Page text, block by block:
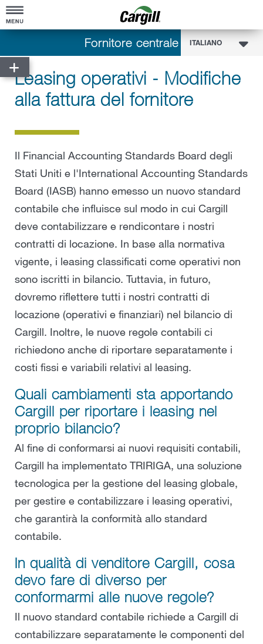
Toolkit del fornitore
Portale fornitori
Ordini di acquisto
Domande Frequenti - Ordini di Acquisto
Ordini d'Acquisto - Conferma
Termini e condizioni standard per gli ordini di
Ariba Network
Ariba Network
eSourcing
Diversità dei fornitori - Registrazione
Diversità dei fornitori
Diversità dei fornitori
Diversità dei fornitori - Registrazione
Chi si Qualifica
Messaggio di leadership
Domande frequenti
ITALIANO
Fornitore centrale ITALIANO
Leasing operativi - Modifiche
alla fattura del fornitore
Il Financial Accounting Standards Board degli
Stati Uniti e l'International Accounting Standards
Board (IASB) hanno emesso un nuovo standard
contabile che influisce sul modo in cui Cargill
deve contabilizzare e rendicontare i nostri
contratti di locazione. In base alla normativa
vigente, i leasing classificati come operativi non
sono iscritti in bilancio. Tuttavia, in futuro,
dovremo riflettere tutti i nostri contratti di
locazione (operativi e finanziari) nel bilancio di
Cargill. Inoltre, le nuove regole contabili ci
richiedono anche di riportare separatamente i
costi fissi e variabili relativi al leasing.
Quali cambiamenti sta apportando
Cargill per riportare i leasing nel
proprio bilancio?
Al fine di conformarsi ai nuovi requisiti contabili,
Cargill ha implementato TRIRIGA, una soluzione
tecnologica per la gestione del leasing globale,
per gestire e contabilizzare i leasing operativi,
che garantirà la conformità allo standard
contabile.
In qualità di venditore Cargill, cosa
devo fare di diverso per
conformarmi alle nuove regole?
Il nuovo standard contabile richiede a Cargill di
contabilizzare separatamente le componenti del